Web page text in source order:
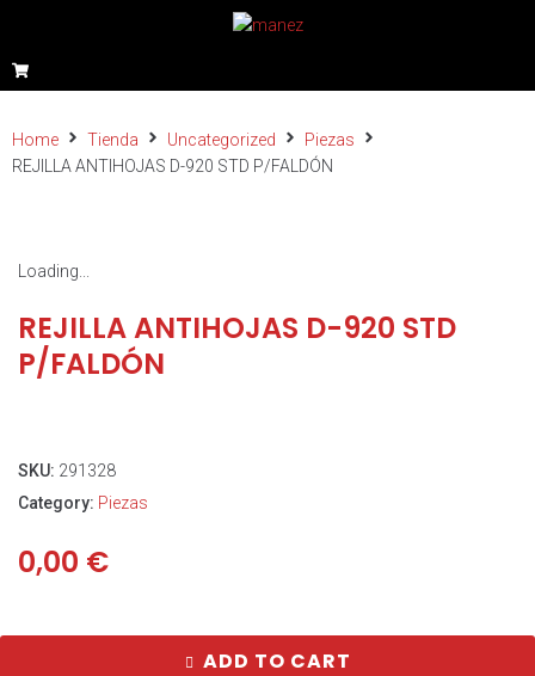
Home Tienda Uncategorized
Piezas
REJILLA ANTIHOJAS D-920 STD P/FALDÓN
Loading...
REJILLA ANTIHOJAS D-920 STD
P/FALDÓN
SKU: 291328
Category: Piezas
0,00 €
ADD TO CART